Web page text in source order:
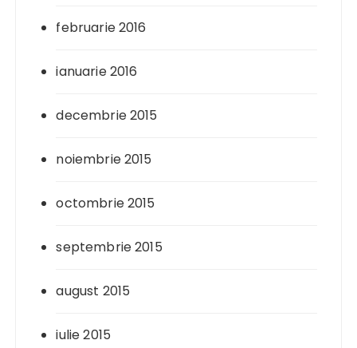
februarie 2016
ianuarie 2016
decembrie 2015
noiembrie 2015
octombrie 2015
septembrie 2015
august 2015
iulie 2015